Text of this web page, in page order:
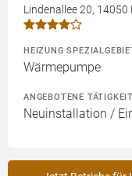
Lindenallee 20, 14050
HEIZUNG
Wärmepumpe
ANGEBOTENE
Neuinstallation /